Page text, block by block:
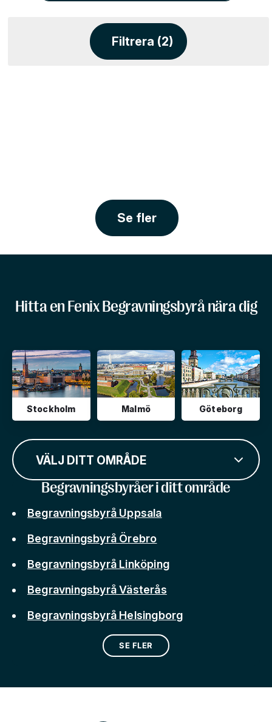
Filtrera (2)
Se fler
Hitta en Fenix Begravningsbyrå nära dig
Stockholm Malmö Göteborg
VÄLJ DITT OMRÅDE
Begravningsbyråer i ditt område
Begravningsbyrå Uppsala
Begravningsbyrå Örebro
Begravningsbyrå Linköping
Begravningsbyrå Västerås
Begravningsbyrå Helsingborg
SE FLER